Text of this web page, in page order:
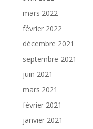
mars 2022
février 2022
décembre 2021
septembre 2021
juin 2021
mars 2021
février 2021
janvier 2021